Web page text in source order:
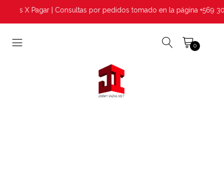
X Pagar | Consultas por pedidos tomado en la página +569
0